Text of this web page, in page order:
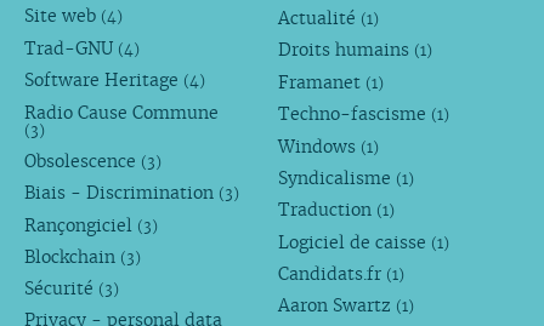
Site web (4)
Trad-GNU (4)
Software Heritage (4)
Radio Cause Commune
(3)
Obsolescence (3)
Biais - Discrimination (3)
Rançongiciel (3)
Blockchain (3)
Sécurité (3)
Privacy - personal data
Actualité (1)
Droits humains (1)
Framanet (1)
Techno-fascisme (1)
Windows (1)
Syndicalisme (1)
Traduction (1)
Logiciel de caisse (1)
Candidats.fr (1)
Aaron Swartz (1)